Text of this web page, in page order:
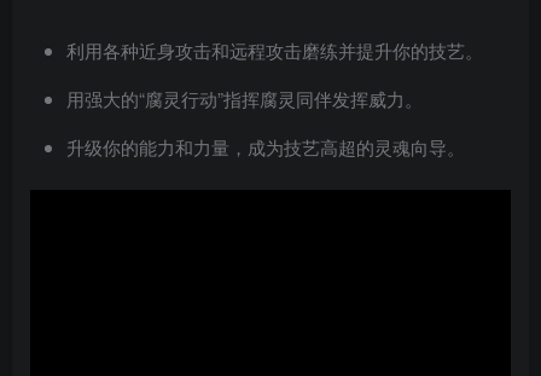
利用各种近身攻击和远程攻击磨练并提升你的技艺。
用强大的“腐灵行动”指挥腐灵同伴发挥威力。
升级你的能力和力量，成为技艺高超的灵魂向导。